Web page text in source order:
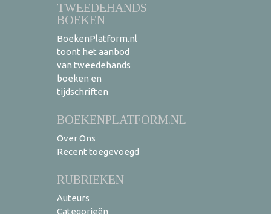
TWEEDEHANDS
BOEKEN
BoekenPlatform.nl
toont het aanbod
van tweedehands
boeken en
tijdschriften
BOEKENPLATFORM.NL
Over Ons
Recent toegevoegd
RUBRIEKEN
Auteurs
Categorieën